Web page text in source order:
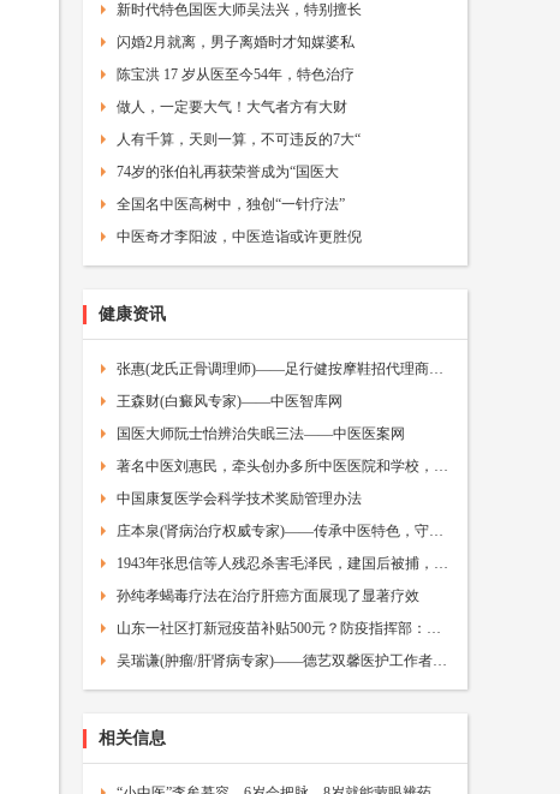
新时代特色国医大师吴法兴，特别擅长
闪婚2月就离，男子离婚时才知媒婆私
陈宝洪 17 岁从医至今54年，特色治疗
做人，一定要大气！大气者方有大财
人有千算，天则一算，不可违反的7大“
74岁的张伯礼再获荣誉成为“国医大
全国名中医高树中，独创“一针疗法”
中医奇才李阳波，中医造诣或许更胜倪
健康资讯
张惠(龙氏正骨调理师)——足行健按摩鞋招代理商——中医加盟网
王森财(白癜风专家)——中医智库网
国医大师阮士怡辨治失眠三法——中医医案网
著名中医刘惠民，牵头创办多所中医医院和学校，人称“人民医生”
中国康复医学会科学技术奖励管理办法
庄本泉(肾病治疗权威专家)——传承中医特色，守护百姓健康——中医智库网
1943年张思信等人残忍杀害毛泽民，建国后被捕，毛主席才得知真相
孙纯孝蝎毒疗法在治疗肝癌方面展现了显著疗效
山东一社区打新冠疫苗补贴500元？防疫指挥部：正调查
吴瑞谦(肿瘤/肝肾病专家)——德艺双馨医护工作者——中医故事网
相关信息